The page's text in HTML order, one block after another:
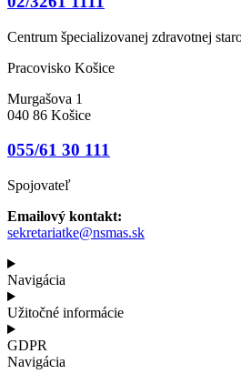
Centrum špecializovanej zdravotnej
Pracovisko Košice
Murgašova 1
040 86 Košice
055/61 30 111
Spojovateľ
Emailový kontakt:
sekretariatke@nsmas.sk
Navigácia
Užitočné informácie
GDPR
Navigácia